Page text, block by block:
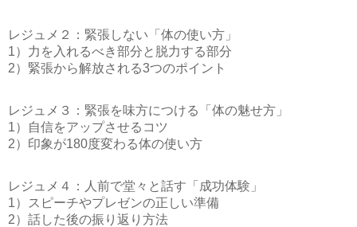
レジュメ２：緊張しない「体の使い方」
1）力を入れるべき部分と脱力する部分
2）緊張から解放される3つのポイント
レジュメ３：緊張を味方につける「体の魅せ方」
1）自信をアップさせるコツ
2）印象が180度変わる体の使い方
レジュメ４：人前で堂々と話す「成功体験」
1）スピーチやプレゼンの正しい準備
2）話した後の振り返り方法